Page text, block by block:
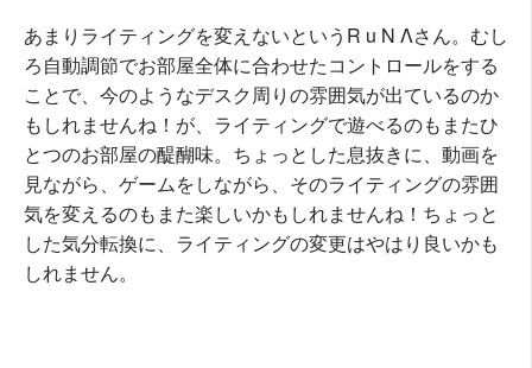
あまりライティングを変えないというR u N Λさん。むし
ろ自動調節でお部屋全体に合わせたコントロールをする
ことで、今のようなデスク周りの雰囲気が出ているのか
もしれませんね！が、ライティングで遊べるのもまたひ
とつのお部屋の醍醐味。ちょっとした息抜きに、動画を
見ながら、ゲームをしながら、そのライティングの雰囲
気を変えるのもまた楽しいかもしれませんね！ちょっと
した気分転換に、ライティングの変更はやはり良いかも
しれません。